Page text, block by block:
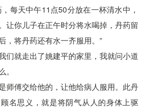
每天中午11点50分放在一杯清水中，
让你儿子在正午时分将水喝掉，丹药留
，将丹药还有水一齐服用。”
们就走出了姚建平的家里，我就问小道
师傅交给他的，让他给病人服用。此丹
名思义，就是将阴气从人的身体上驱